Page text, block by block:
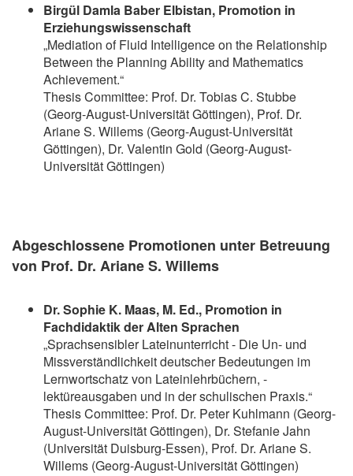
Birgül Damla Baber Elbistan, Promotion in
Erziehungswissenschaft
„Mediation of Fluid Intelligence on the Relationship
Between the Planning Ability and Mathematics
Achievement.“
Thesis Committee: Prof. Dr. Tobias C. Stubbe
(Georg-August-Universität Göttingen), Prof. Dr.
Ariane S. Willems (Georg-August-Universität
Göttingen), Dr. Valentin Gold (Georg-August-
Universität Göttingen)
Abgeschlossene Promotionen unter Betreuung
von Prof. Dr. Ariane S. Willems
Dr. Sophie K. Maas, M. Ed., Promotion in
Fachdidaktik der Alten Sprachen
„Sprachsensibler Lateinunterricht - Die Un- und
Missverständlichkeit deutscher Bedeutungen im
Lernwortschatz von Lateinlehrbüchern, -
lektüreausgaben und in der schulischen Praxis.“
Thesis Committee: Prof. Dr. Peter Kuhlmann (Georg-
August-Universität Göttingen), Dr. Stefanie Jahn
(Universität Duisburg-Essen), Prof. Dr. Ariane S.
Willems (Georg-August-Universität Göttingen)